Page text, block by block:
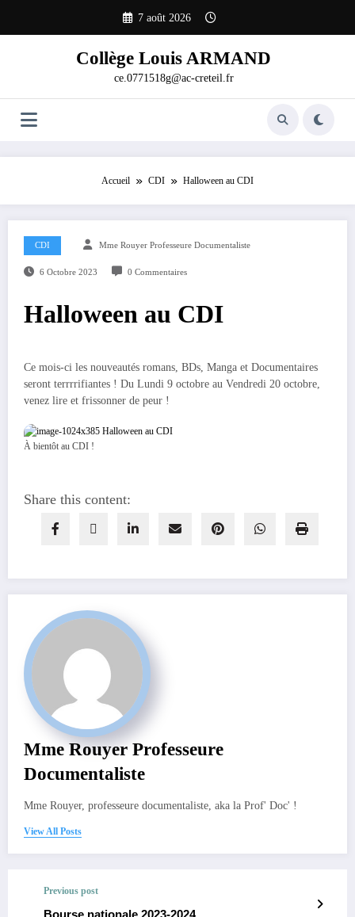
contenu
7 août 2026
Collège Louis ARMAND
ce.0771518g@ac-creteil.fr
Accueil CDI Halloween au CDI
CDI Mme Rouyer Professeure Documentaliste
6 Octobre 2023 0 Commentaires
Halloween au CDI
Ce mois-ci les nouveautés romans, BDs, Manga et Documentaires
seront terrrrifiantes ! Du Lundi 9 octobre au Vendredi 20 octobre,
venez lire et frissonner de peur !
À bientôt au CDI !
Share this content:
Mme Rouyer Professeure
Documentaliste
Mme Rouyer, professeure documentaliste, aka la Prof' Doc' !
View All Posts
Previous post
Bourse nationale 2023-2024